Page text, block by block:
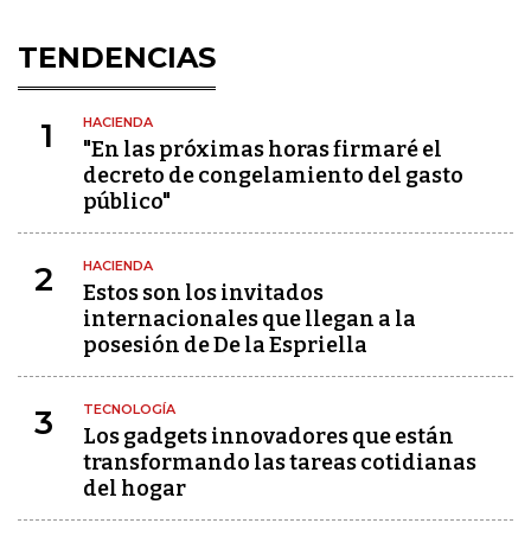
TENDENCIAS
1 HACIENDA
"En las próximas horas firmaré el
decreto de congelamiento del gasto
público"
2 HACIENDA
Estos son los invitados
internacionales que llegan a la
posesión de De la Espriella
3 TECNOLOGÍA
Los gadgets innovadores que están
transformando las tareas cotidianas
del hogar